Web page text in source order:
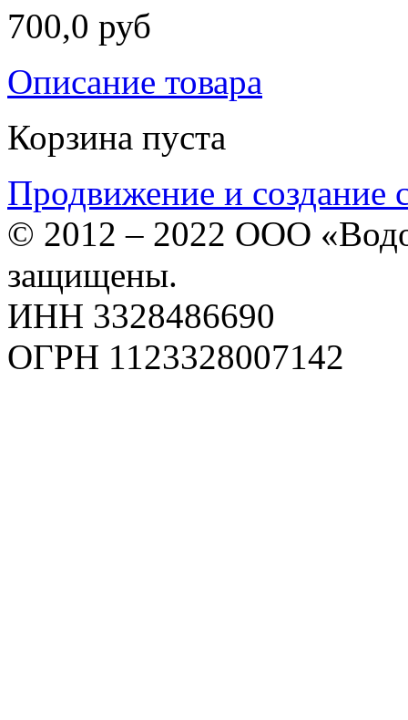
700,0 руб
Описание товара
Корзина пуста
Продвижение и создание
© 2012 – 2022 ООО
защищены.
ИНН 3328486690
ОГРН 1123328007142